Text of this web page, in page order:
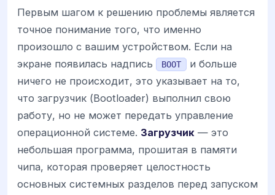
Первым шагом к решению проблемы является
точное понимание того, что именно
произошло с вашим устройством. Если на
экране появилась надпись
BOOT
и больше
ничего не происходит, это указывает на то,
что загрузчик (Bootloader) выполнил свою
работу, но не может передать управление
операционной системе. Загрузчик — это
небольшая программа, прошитая в памяти
чипа, которая проверяет целостность
основных системных разделов перед запуском